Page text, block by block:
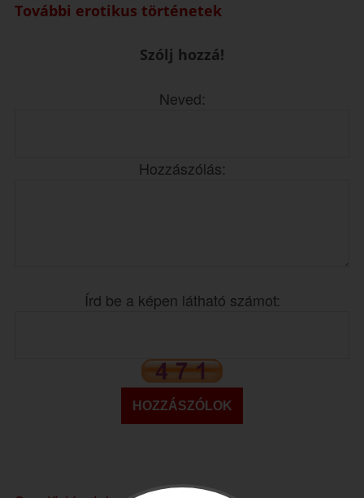
További erotikus történetek
Szólj hozzá!
Neved:
Hozzászólás:
Írd be a képen látható számot: